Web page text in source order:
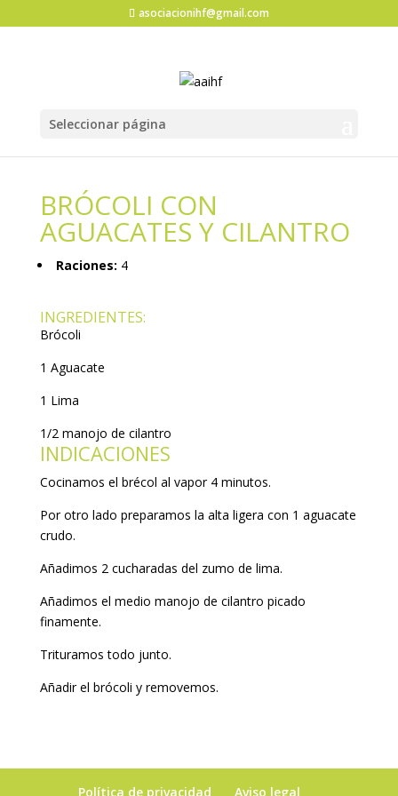
asociacionihf@gmail.com
Seleccionar página
BRÓCOLI CON
AGUACATES Y CILANTRO
Raciones: 4
INGREDIENTES:
Brócoli
1 Aguacate
1 Lima
1/2 manojo de cilantro
INDICACIONES
Cocinamos el brécol al vapor 4 minutos.
Por otro lado preparamos la alta ligera con 1 aguacate
crudo.
Añadimos 2 cucharadas del zumo de lima.
Añadimos el medio manojo de cilantro picado
finamente.
Trituramos todo junto.
Añadir el brócoli y removemos.
Política de privacidad Aviso legal